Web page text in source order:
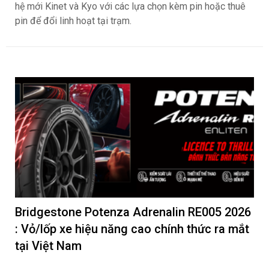
hệ mới Kinet và Kyo với các lựa chọn kèm pin hoặc thuê
pin để đổi linh hoạt tại trạm.
Bridgestone Potenza Adrenalin RE005 2026
: Vỏ/lốp xe hiệu năng cao chính thức ra mắt
tại Việt Nam